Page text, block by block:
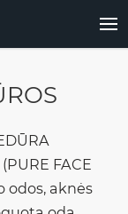
FACE
odos, aknės